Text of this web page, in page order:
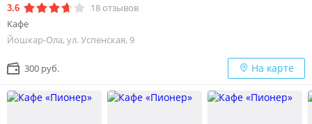
3.6 18отзывов
Кафе
Йошкар-Ола, ул. Успенская, 9
300 руб. На карте